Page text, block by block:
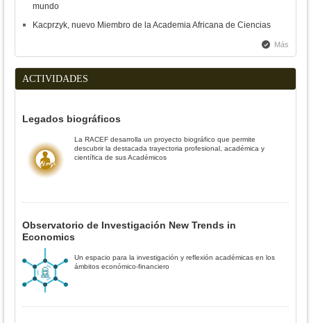
mundo
Kacprzyk, nuevo Miembro de la Academia Africana de Ciencias
Más
ACTIVIDADES
Legados biográficos
La RACEF desarrolla un proyecto biográfico que permite
descubrir la destacada trayectoria profesional, académica y
científica de sus Académicos
Observatorio de Investigación New Trends in
Economics
Un espacio para la investigación y reflexión académicas en los
ámbitos económico-financiero